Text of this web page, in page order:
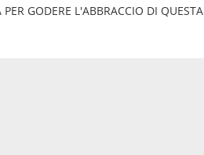
GODERE L'ABBRACCIO DI QUESTA